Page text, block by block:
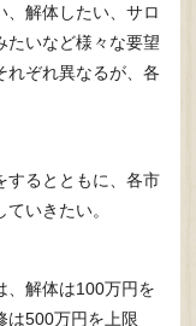
解体したい、サロ
たいなど様々な要望
れぞれ異なるが、各
るとともに、各市
いきたい。
解体は100万円を
は500万円を上限